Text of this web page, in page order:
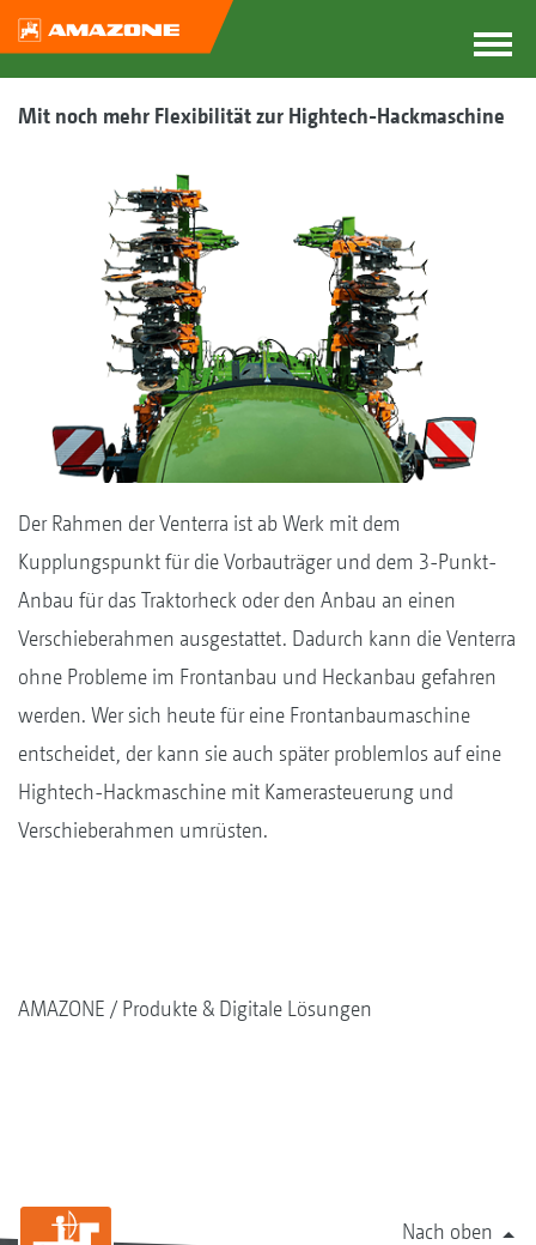
Mit noch mehr Flexibilität zur Hightech-Hackmaschine
Der Rahmen der Venterra ist ab Werk mit dem
Kupplungspunkt für die Vorbauträger und dem 3-Punkt-
Anbau für das Traktorheck oder den Anbau an einen
Verschieberahmen ausgestattet. Dadurch kann die Venterra
ohne Probleme im Frontanbau und Heckanbau gefahren
werden. Wer sich heute für eine Frontanbaumaschine
entscheidet, der kann sie auch später problemlos auf eine
Hightech-Hackmaschine mit Kamerasteuerung und
Verschieberahmen umrüsten.
AMAZONE Produkte & Digitale Lösungen
Nach oben